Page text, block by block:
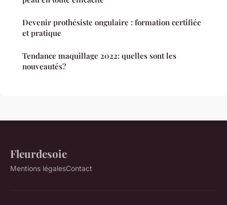
Devenir prothésiste ongulaire : formation certifiée
et pratique
Tendance maquillage 2022: quelles sont les
nouveautés?
Fleurdesoie
Mentions légalesContact